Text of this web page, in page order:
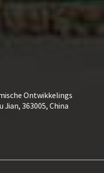
Ontwikkelings
Jian, 363005, China